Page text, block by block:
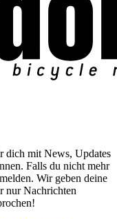
dich mit News, Updates
Falls du nicht mehr
Wir geben deine
nur Nachrichten